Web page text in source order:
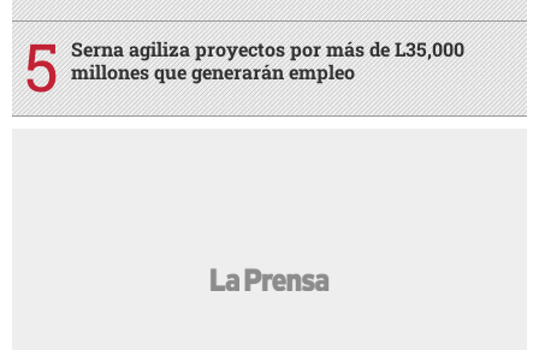
Serna agiliza proyectos por más de L35,000
millones que generarán empleo